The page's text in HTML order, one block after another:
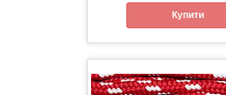
Купити